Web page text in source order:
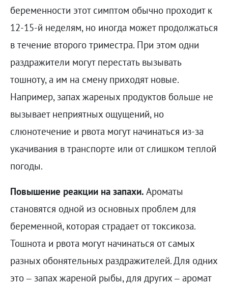
беременности этот симптом обычно проходит к
12-15-й неделям, но иногда может продолжаться
в течение второго триместра. При этом одни
раздражители могут перестать вызывать
тошноту, а им на смену приходят новые.
Например, запах жареных продуктов больше не
вызывает неприятных ощущений, но
слюнотечение и рвота могут начинаться из-за
укачивания в транспорте или от слишком теплой
погоды.
Повышение реакции на запахи. Ароматы
становятся одной из основных проблем для
беременной, которая страдает от токсикоза.
Тошнота и рвота могут начинаться от самых
разных обонятельных раздражителей. Для одних
это – запах жареной рыбы, для других – аромат